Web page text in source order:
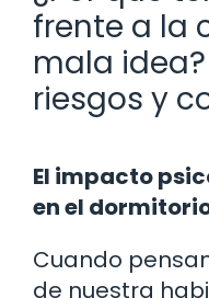
frente a la
mala
riesgos y
El impacto
en el
Cuando
de nuestra